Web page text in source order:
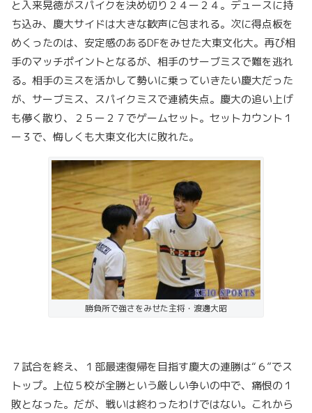
と入来晃徳がスパイクを決め切り２４ー２４。デュースに持
ち込み、慶大サイドは大きな歓声に包まれる。次に得点板を
めくったのは、安定感のあるDFをみせた大東文化大。再び相
手のマッチポイントとなるが、相手のサーブミスで難を逃れ
る。相手のミスを活かして勢いに乗っていきたい慶大だった
が、サーブミス、スパイクミスで連続失点。慶大の追い上げ
も儚く散り、２５ー２７でゲームセット。セットカウント１
ー３で、悔しくも大東文化大に敗れた。
勝負所で強さをみせた主将・渡邊大昭
７試合を終え、１部最速復帰を目指す慶大の連勝は“６”でス
トップ。上位５校が全勝という厳しい争いの中で、痛恨の１
敗となった。だが、戦いは終わったわけではない。これから